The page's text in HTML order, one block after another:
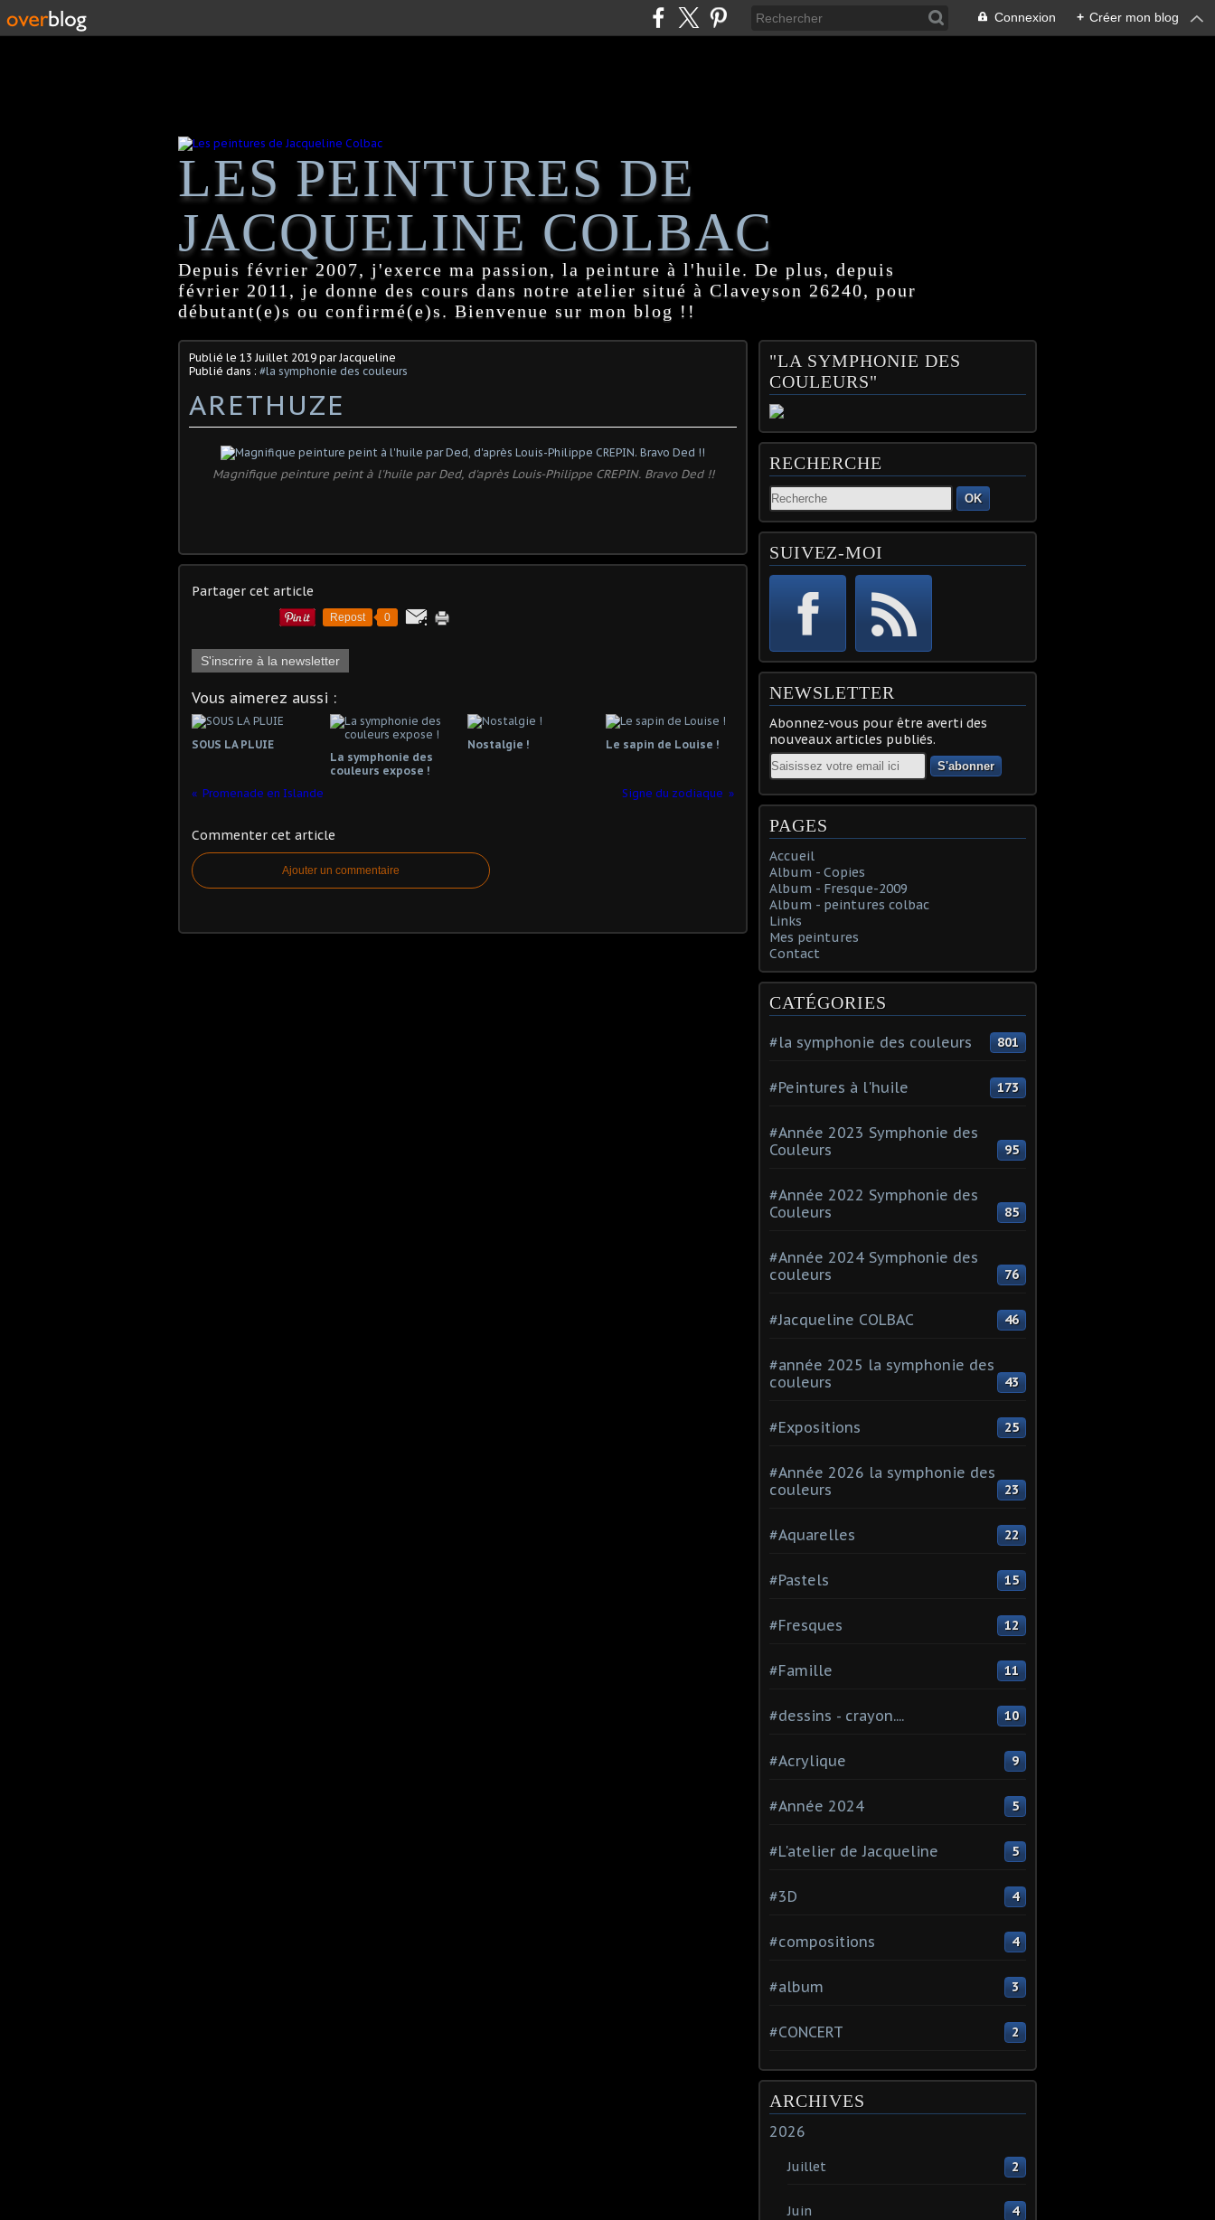
Connexion + Créer mon blog
LES PEINTURES DE
JACQUELINE COLBAC
Depuis février 2007, j'exerce ma passion, la peinture à l'huile. De plus, depuis
février 2011, je donne des cours dans notre atelier situé à Claveyson 26240, pour
débutant(e)s ou confirmé(e)s. Bienvenue sur mon blog !!
Publié le 13 Juillet 2019 par Jacqueline
Publié dans : #la symphonie des couleurs
ARETHUZE
Magnifique peinture peint à l'huile par Ded, d'après Louis-Philippe CREPIN. Bravo Ded !!
Partager cet article
Repost 0
S'inscrire à la newsletter
Vous aimerez aussi :
SOUS LA PLUIE
La symphonie des
couleurs expose !
Nostalgie ! Le sapin de Louise !
Promenade en Islande Signe du zodiaque
Commenter cet article
Ajouter un commentaire
"LA SYMPHONIE DES
COULEURS"
RECHERCHE
OK
SUIVEZ-MOI
NEWSLETTER
Abonnez-vous pour être averti des
nouveaux articles publiés.
Email
PAGES
Accueil
Album - Copies
Album - Fresque-2009
Album - peintures colbac
Links
Mes peintures
Contact
CATÉGORIES
#la symphonie des couleurs 801
#Peintures à l'huile 173
#Année 2023 Symphonie des
Couleurs
95
#Année 2022 Symphonie des
Couleurs
85
#Année 2024 Symphonie des
couleurs
76
#Jacqueline COLBAC 46
#année 2025 la symphonie des
couleurs
43
#Expositions 25
#Année 2026 la symphonie des
couleurs
23
#Aquarelles 22
#Pastels 15
#Fresques 12
#Famille 11
#dessins - crayon.... 10
#Acrylique 9
#Année 2024 5
#L'atelier de Jacqueline 5
#3D 4
#compositions 4
#album 3
#CONCERT 2
ARCHIVES
2026
Juillet 2
Juin 4